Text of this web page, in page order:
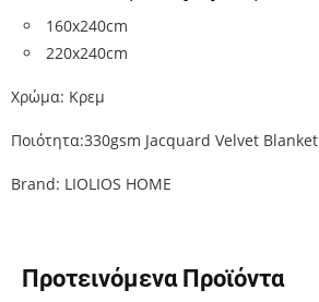
160x240cm
220x240cm
Χρώμα: Κρεμ
Ποιότητα:330gsm Jacquard Velvet Blanket
Brand: LIOLIOS HOME
Προτεινόμενα Προϊόντα